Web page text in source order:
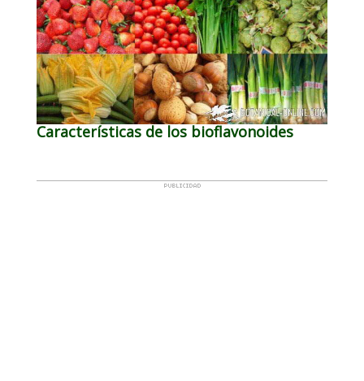
Características de los bioflavonoides